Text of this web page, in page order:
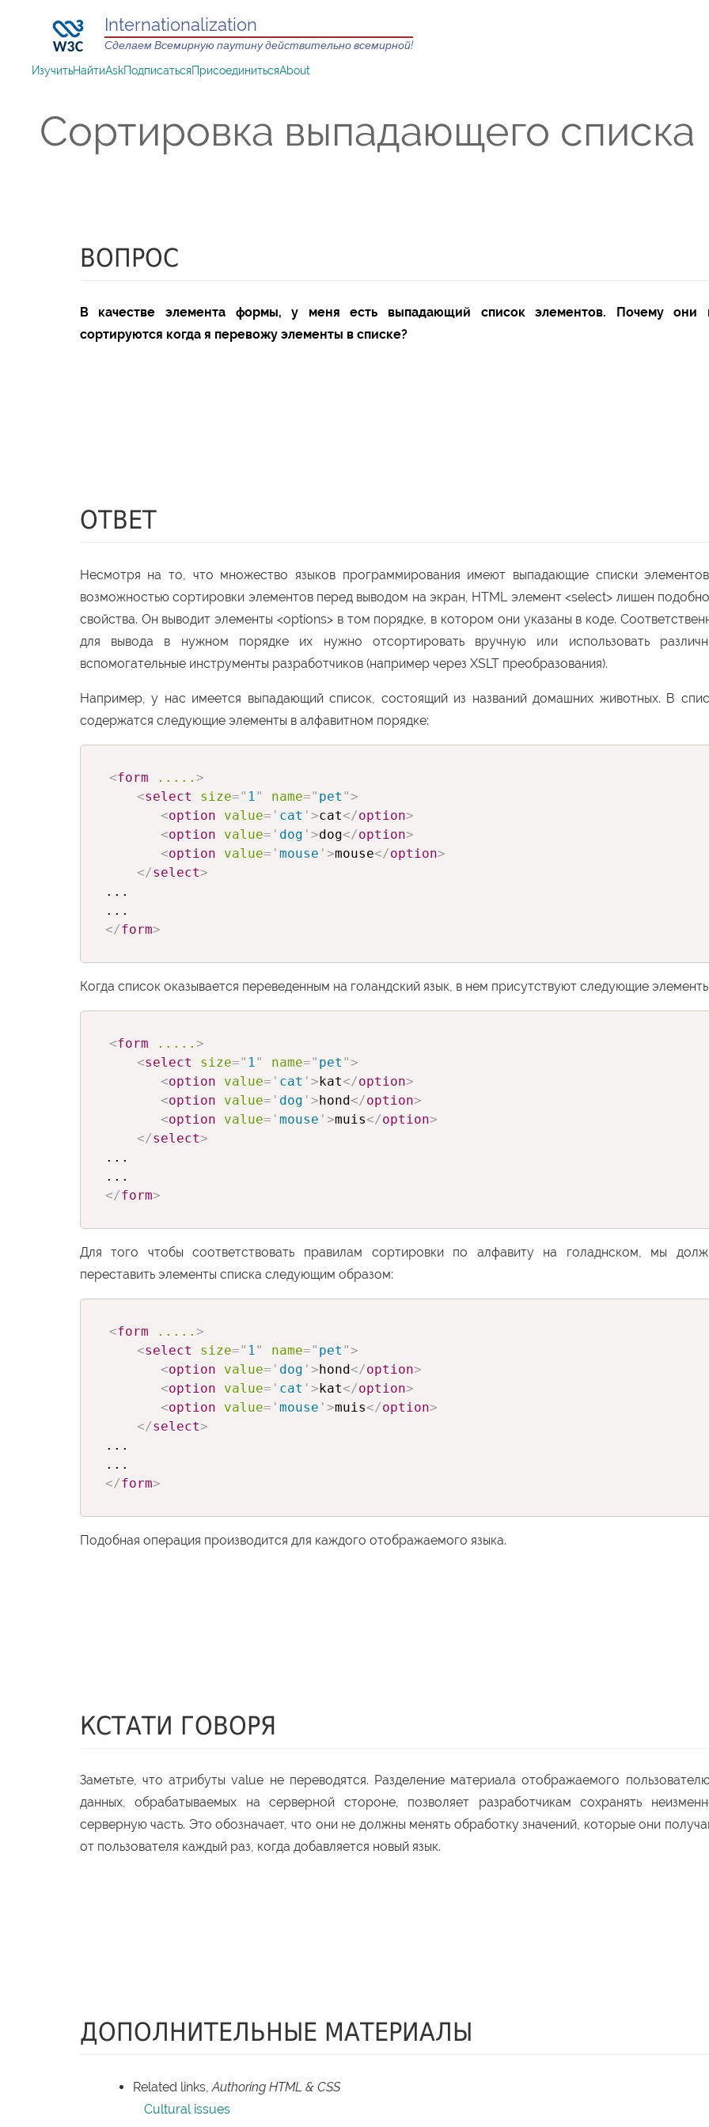
Internationalization
Сделаем Всемирную паутину действительно всемирной!
ИзучитьНайтиAskПодписатьсяПрисоединитьсяAbout
Сортировка выпадающего списка
ВОПРОС
В качестве элемента формы, у меня есть выпадающий список элементов. Почему они
сортируются когда я перевожу элементы в списке?
ОТВЕТ
Несмотря на то, что множество языков программирования имеют выпадающие списки
возможностью сортировки элементов перед выводом на экран, HTML элемент <select> лишен
свойства. Он выводит элементы <options> в том порядке, в котором они указаны в коде.
для вывода в нужном порядке их нужно отсортировать вручную или использовать
вспомогательные инструменты разработчиков (например через XSLT преобразования).
Например, у нас имеется выпадающий список, состоящий из названий домашних животных. В
содержатся следующие элементы в алфавитном порядке:
<form ..... >
<select size=" 1" name=" pet ">
<option value= ' cat ' >cat</option>
<option value= ' dog ' >dog</option>
<option value= ' mouse ' >mouse</option>
</select>
...
</form>
Когда список оказывается переведенным на голандский язык, в нем присутствуют следующие
<form ..... >
<select size=" 1" name=" pet ">
<option value= ' cat ' >kat</option>
<option value= ' dog ' >hond</option>
<option value= ' mouse ' >muis</option>
</select>
...
</form>
Для того чтобы соответствовать правилам сортировки по алфавиту на голаднском, мы
переставить элементы списка следующим образом:
<form ..... >
<select size=" 1" name=" pet ">
<option value= ' dog ' >hond</option>
<option value= ' cat ' >kat</option>
<option value= ' mouse ' >muis</option>
</select>
...
</form>
Подобная операция производится для каждого отображаемого языка.
КСТАТИ ГОВОРЯ
Заметьте, что атрибуты value не переводятся. Разделение материала отображаемого
данных, обрабатываемых на серверной стороне, позволяет разработчикам сохранять
серверную часть. Это обозначает, что они не должны менять обработку значений, которые они
от пользователя каждый раз, когда добавляется новый язык.
ДОПОЛНИТЕЛЬНЫЕ МАТЕРИАЛЫ
Related links,Authoring HTML & CSS
Cultural issues